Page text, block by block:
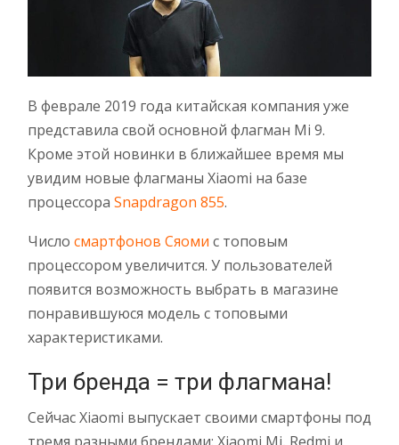
В феврале 2019 года китайская компания уже
представила свой основной флагман Mi 9.
Кроме этой новинки в ближайшее время мы
увидим новые флагманы Xiaomi на базе
процессора Snapdragon 855.
Число смартфонов Сяоми с топовым
процессором увеличится. У пользователей
появится возможность выбрать в магазине
понравившуюся модель с топовыми
характеристиками.
Три бренда = три флагмана!
Сейчас Xiaomi выпускает своими смартфоны под